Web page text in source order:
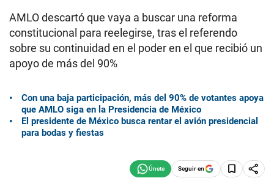
AMLO descartó que vaya a buscar una reforma
constitucional para reelegirse, tras el referendo
sobre su continuidad en el poder en el que recibió un
apoyo de más del 90%
Con una baja participación, más del 90% de votantes apoya
que AMLO siga en la Presidencia de México
El presidente de México busca rentar el avión presidencial
para bodas y fiestas
Seguir en